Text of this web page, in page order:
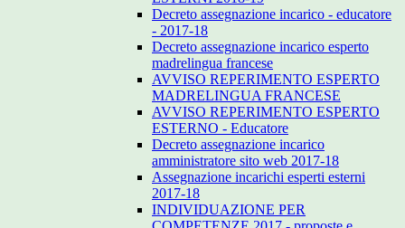
Decreto assegnazione incarico - educatore
- 2017-18
Decreto assegnazione incarico esperto
madrelingua francese
AVVISO REPERIMENTO ESPERTO
MADRELINGUA FRANCESE
AVVISO REPERIMENTO ESPERTO
ESTERNO - Educatore
Decreto assegnazione incarico
amministratore sito web 2017-18
Assegnazione incarichi esperti esterni
2017-18
INDIVIDUAZIONE PER